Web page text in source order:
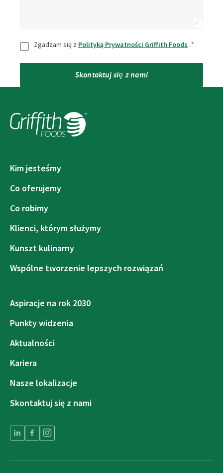
ZgodaZgadzam się z Polityką Prywatności Griffith Foods .*
Skontaktuj się z nami
Kim jesteśmy
Co oferujemy
Co robimy
Klienci, którym służymy
Kunszt kulinarny
Wspólne tworzenie lepszych rozwiązań
Aspiracje na rok 2030
Punkty widzenia
Aktualności
Kariera
Nasze lokalizacje
Skontaktuj się z nami